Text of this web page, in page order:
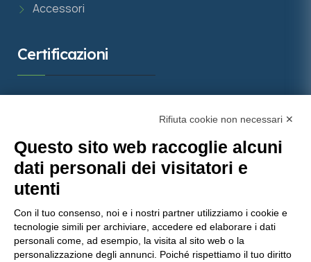
Accessori
Certificazioni
Molinaro Manufattipunta sulla qualità certificata, con
importanti attestazioni che garantiscono prodotti e
Rifiuta cookie non necessari ✕
Questo sito web raccoglie alcuni
dati personali dei visitatori e
utenti
Con il tuo consenso, noi e i nostri partner utilizziamo i cookie e
tecnologie simili per archiviare, accedere ed elaborare i dati
personali come, ad esempio, la visita al sito web o la
personalizzazione degli annunci. Poiché rispettiamo il tuo diritto